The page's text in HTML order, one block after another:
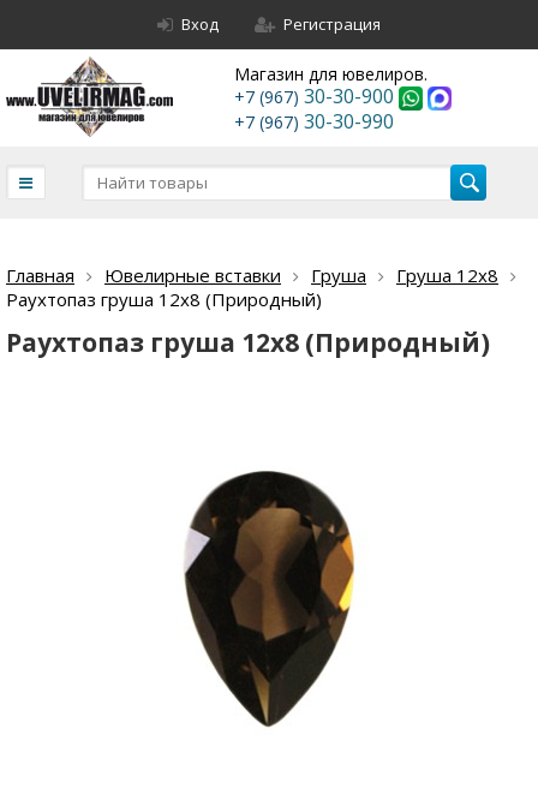
Вход Регистрация
Магазин для ювелиров.
+7 (967) 30-30-900
+7 (967) 30-30-990
Главная Ювелирные вставки Груша
Груша 12х8
Раухтопаз груша 12х8 (Природный)
Раухтопаз груша 12х8 (Природный)